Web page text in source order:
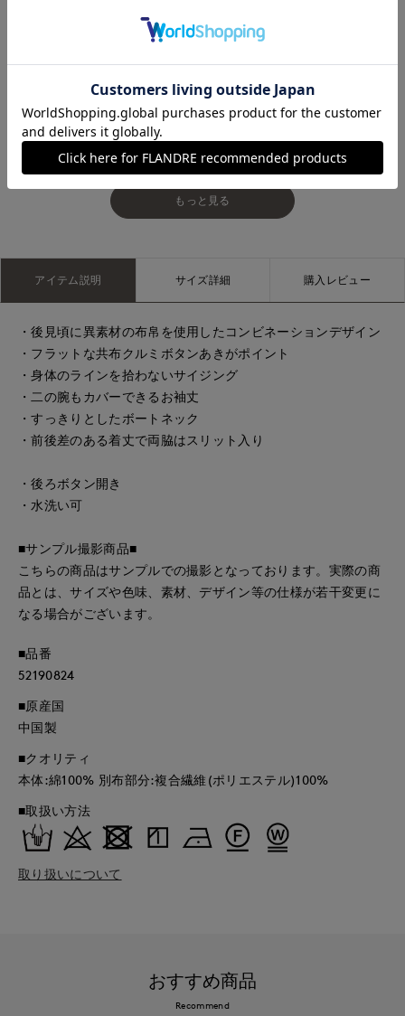
岡山天満屋7-IDconcept. 岡山天満屋7-IDconcept.
もっと見る
アイテム説明 サイズ詳細 購入レビュー
・後見頃に異素材の布帛を使用したコンビネーションデザイン
・フラットな共布クルミボタンあきがポイント
・身体のラインを拾わないサイジング
・二の腕もカバーできるお袖丈
・すっきりとしたボートネック
・前後差のある着丈で両脇はスリット入り
・後ろボタン開き
・水洗い可
■サンプル撮影商品■
こちらの商品はサンプルでの撮影となっております。実際の商
品とは、サイズや色味、素材、デザイン等の仕様が若干変更に
なる場合がございます。
■品番
52190824
■原産国
中国製
■クオリティ
本体:綿100% 別布部分:複合繊維(ポリエステル)100%
■取扱い方法
取り扱いについて
おすすめ商品
Recommend